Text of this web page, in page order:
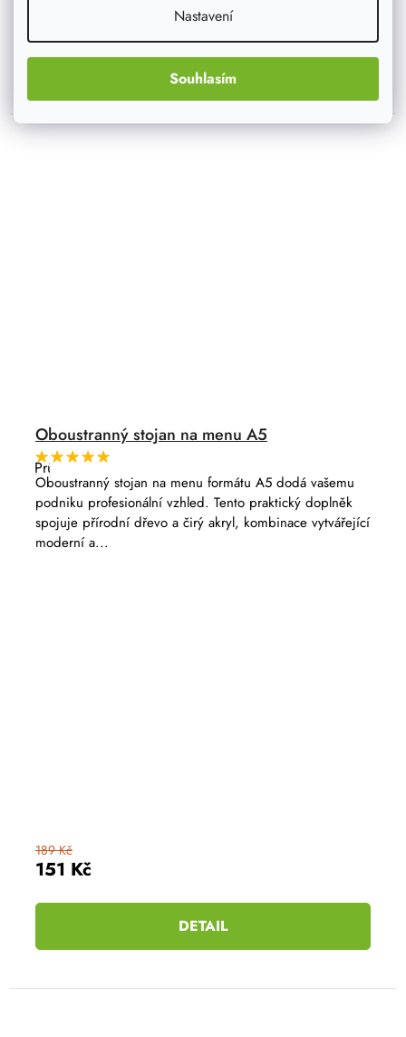
Nastavení
Souhlasím
Oboustranný stojan na menu A5
Průměrné
hodnocení
produktu
je
5,0
z
5
151 Kč
189 Kč
DETAIL
Oboustranný stojan na menu formátu A5 dodá vašemu
podniku profesionální vzhled. Tento praktický doplněk
spojuje přírodní dřevo a čirý akryl, kombinace vytvářející
moderní a...